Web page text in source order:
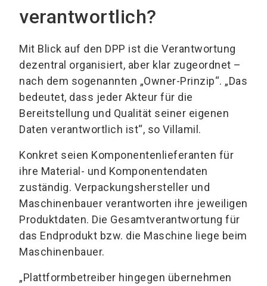
verantwortlich?
Mit Blick auf den DPP ist die Verantwortung
dezentral organisiert, aber klar zugeordnet –
nach dem sogenannten „Owner-Prinzip“. „Das
bedeutet, dass jeder Akteur für die
Bereitstellung und Qualität seiner eigenen
Daten verantwortlich ist“, so Villamil.
Konkret seien Komponentenlieferanten für
ihre Material- und Komponentendaten
zuständig. Verpackungshersteller und
Maschinenbauer verantworten ihre jeweiligen
Produktdaten. Die Gesamtverantwortung für
das Endprodukt bzw. die Maschine liege beim
Maschinenbauer.
„Plattformbetreiber hingegen übernehmen